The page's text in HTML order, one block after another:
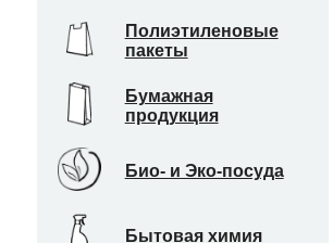
Полиэтиленовые
пакеты
Бумажная
продукция
Био- и Эко-посуда
Бытовая химия